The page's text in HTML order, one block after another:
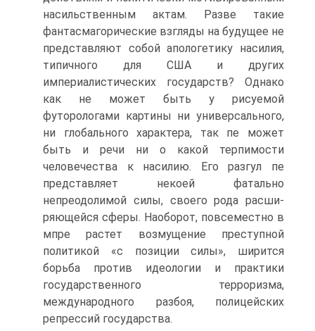
насильственным актам. Разве такие
фантасмагорические взгляды на будущее не
представляют собой апологетику насилия,
типичного для США и других
империалистических государств? Однако
как не может быть у рисуемой
футорологами картины ни универсального,
ни глобального характера, так пе может
быть и речи ни о какой терпимости
человечества к насилию. Его разгул пе
представляет некоей фатально
непреодолимой силы, своего рода расши-
ряющейся сферы. Наоборот, повсеместно в
мпре растет возмущение преступной
политикой «с позиции силы», ширится
борьба против идеологии и практики
государственного терроризма,
международного разбоя, полицейских
репрессий государства.